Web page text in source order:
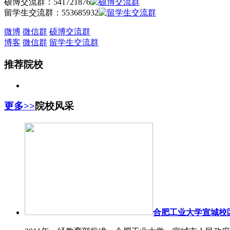
硕博交流群： 541721876
留学生交流群： 553685932
微博 微信群 硕博交流群
博客 微信群 留学生交流群
推荐院校
更多>>院校风采
合肥工业大学宣城校